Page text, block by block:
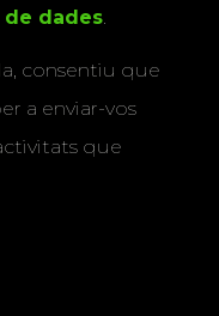
dades.
consentiu que
a enviar-vos
que